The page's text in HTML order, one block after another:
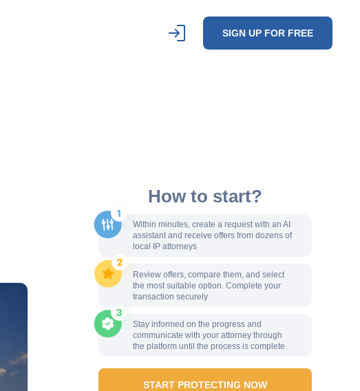
SIGN UP FOR FREE
How to start?
Within minutes, create a request with an AI
assistant and receive offers from dozens of
local IP attorneys
Review offers, compare them, and select
the most suitable option. Complete your
transaction securely
Stay informed on the progress and
communicate with your attorney through
the platform until the process is complete
START PROTECTING NOW